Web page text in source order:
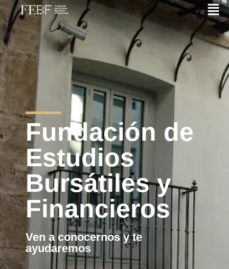
Fundación de
Estudios
Bursátiles y
Financieros
Ven a conocernos y te
ayudaremos